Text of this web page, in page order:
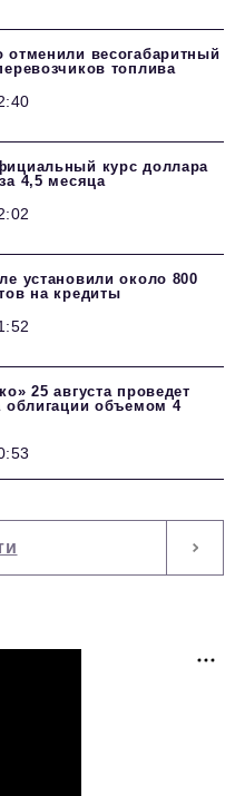
весогабаритный
топлива
курс доллара
4,5 месяца
установили около 800
на кредиты
25 августа проведет
облигации объемом 4